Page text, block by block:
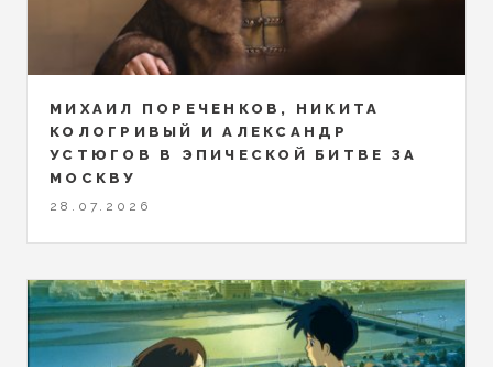
МИХАИЛ ПОРЕЧЕНКОВ, НИКИТА
КОЛОГРИВЫЙ И АЛЕКСАНДР
УСТЮГОВ В ЭПИЧЕСКОЙ БИТВЕ ЗА
МОСКВУ
28.07.2026